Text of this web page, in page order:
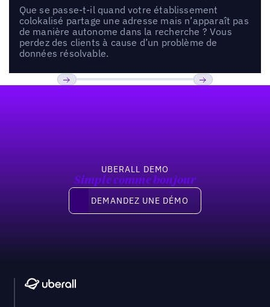
Que se passe-t-il quand votre établissement
colokalisé partage une adresse mais n’apparaît pas
de manière autonome dans la recherche ? Vous
perdez des clients à cause d’un problème de
données résolvable.
UBERALL DEMO
Simple comme bonjour
Demandez une démo
DEMANDEZ UNE DÉMO